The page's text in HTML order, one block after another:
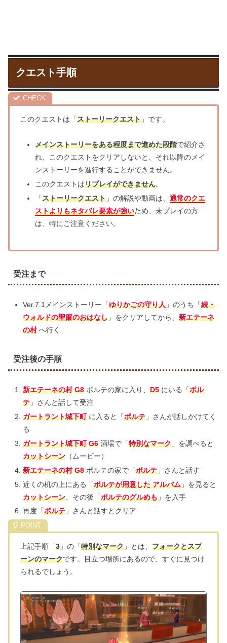
クエスト手順
このクエストは「ストーリークエスト 」です。
メインストーリーをある程度まで進めた段階で紹介さ
れ、このクエストをクリアしないと、それ以降のメイ
ンストーリーを進行することができません。
このクエストはリプレイができません。
「ストーリークエスト」の解説や動画は、 通常のクエ
ストよりもネタバレ要素が強いため、未プレイの方
は、特にご注意ください。
受注まで
Ver.7.1メインストーリー「ゆりかごの守り人」のうち「続・
ウォルドの聖簾のおはなし」をクリアしてから、 新エテーネ
の村へ行く
受注後の手順
新エテーネの村 G8ポルテの家に入り、 D5にいる「ポル
テ」さんと話して受注
ガートラント城下町に入ると「ポルテ」さんが話しかけてく
る
ガートラント城下町 G6酒場で「特別なマーク」を調べると
カットシーン（ムービー）
新エテーネの村 G8ポルテの家で「ポルテ」さんと話す
近くの机の上にある「ポルテが用意した アルバム」を見ると
カットシーン、その後「ポルテのグルめも」を入手
再度「ポルテ」さんと話すとクリア
上記手順「3 」の「特別なマーク 」とは、 フォークとスプ
ーンのマークです。目立つ場所にあるので、すぐに見つけ
られるでしょう。